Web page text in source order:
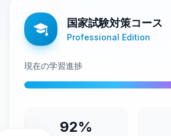
国家試験対策コース
Professional Edition
現在の学習進捗
92%